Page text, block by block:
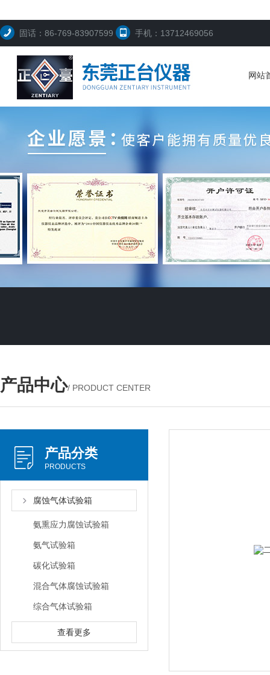
固话：86-769-83907599 手机：13712469056
网站
产品中心/ PRODUCT CENTER
产品分类
PRODUCTS
腐蚀气体试验箱
氨熏应力腐蚀试验箱
氨气试验箱
碳化试验箱
混合气体腐蚀试验箱
综合气体试验箱
查看更多